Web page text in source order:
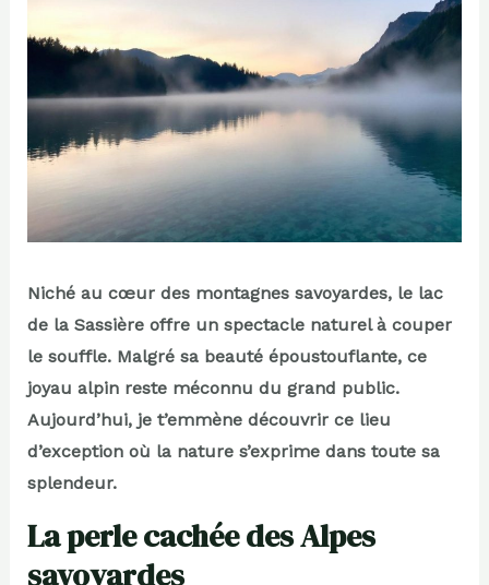
Niché au cœur des montagnes savoyardes, le lac
de la Sassière offre un spectacle naturel à couper
le souffle. Malgré sa beauté époustouflante, ce
joyau alpin reste méconnu du grand public.
Aujourd’hui, je t’emmène découvrir ce lieu
d’exception où la nature s’exprime dans toute sa
splendeur.
La perle cachée des Alpes
savoyardes